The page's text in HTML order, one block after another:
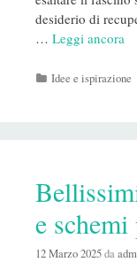
desiderio di
… Leggi ancora
Categorie
Idee e ispirazione
e
12 Marzo 2025da